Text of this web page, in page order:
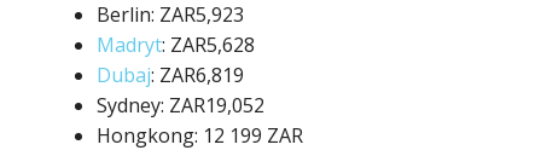
Berlin: ZAR5,923
Madryt: ZAR5,628
Dubaj: ZAR6,819
Sydney: ZAR19,052
Hongkong: 12 199 ZAR